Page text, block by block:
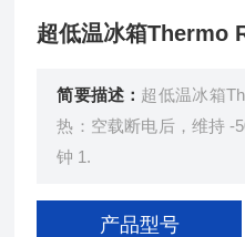
超低温冰箱Thermo
简要描述： 超低温冰箱
热：空载断电后，维持 -
钟 1.
产品型号